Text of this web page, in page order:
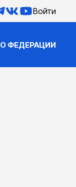
Войти
О ФЕДЕРАЦИИ